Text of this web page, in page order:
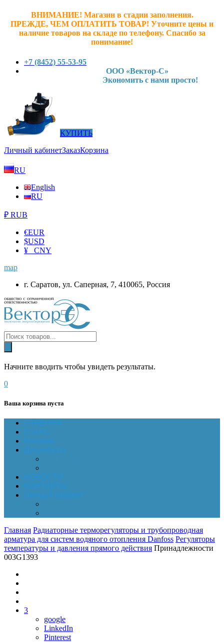
ВНИМАНИЕ! Магазин в стадии заполнения.
ПРЕЖДЕ, ЧЕМ ОПЛАТИТЬ ТОВАР! Уточните цены и
наличие товаров на складе по телефону. Спасибо за
понимание!
+7 (8452) 55-53-95
ООО «Вектор-С»
Экономить с нами просто!
КУПИТЬ
Личный кабинетЗаказКорзина
RU
English
RU
₽ RUB
€EUR
$USD
¥ CNY
map
г. Саратов, ул. Саперная, 7, 410065, Россия
Начните вводить чтобы увидеть результаты.
0
Ваша корзина пуста
ГЛАВНАЯ
О НАС
Магазин
Документы
НОВОСТИ
КОНТАКТЫ
Личный кабинет
Главная Радиаторные терморегуляторы и трубопроводная
арматура для систем водяного отопления Danfoss Регуляторы
температуры и давления прямого действия Принадлежности
003G1393
3
google
LinkedIn
Pinterest